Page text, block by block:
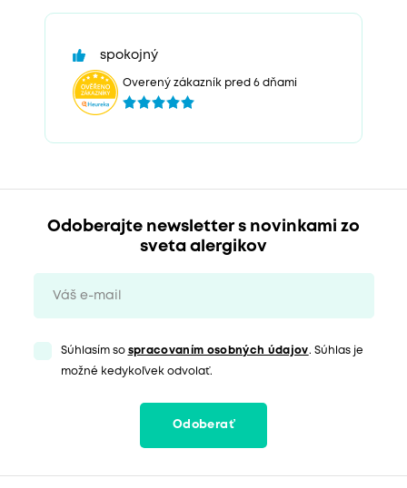
spokojný
Overený zákazník pred 6 dňami
Odoberajte newsletter s novinkami zo
sveta alergikov
Súhlasím so spracovaním osobných údajov. Súhlas je
možné kedykoľvek odvolať.
Odoberať